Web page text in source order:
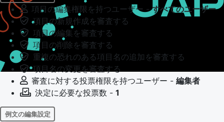
項目の編集権限を持つユーザー -すべてのユーザー
項目の新規作成を審査する
項目の編集を審査する
項目の削除を審査する
重複の恐れのある項目名の追加を審査する
項目名の変更を審査する
審査に対する投票権限を持つユーザー - 編集者
決定に必要な投票数 - 1
例文の編集設定